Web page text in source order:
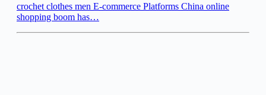
crochet clothes men E-commerce Platforms China online
shopping boom has…